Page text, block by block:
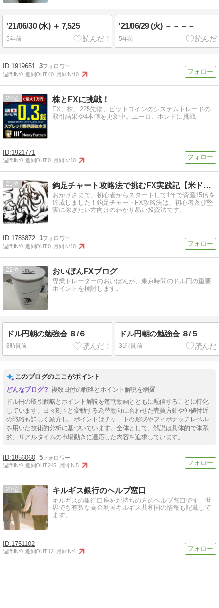
'21/06/30 (水) ＋ 7,525
5年前
'21/06/29 (火) －－－－
5年前
1919651 3
週間IN:0 週間OUT:40 月間IN:10
20 株とFXに挑戦！
FX、株、225先物、ビットコインのシステムトレードの
取引結果や4本値を更新中。ユーロ、ポンドに挑戦
1921771
週間IN:0 週間OUT:0 月間IN:10
21 鈎足チャート攻略法で挑むFX実践記【米ドル/円専門投資法】
おかげさまで、初心者からスタートして1年で資産15倍を
達成しました！鈎足チャートFX攻略法は、初心者及び堅
実に稼ぎたい方向けのわかり易い投資法です。
1786872 1
週間IN:0 週間OUT:0 月間IN:10
22 おいぼんFXブログ
専業トレーダーのおいぼんが、東京時間のドル円の重要
ポイントを検討します。
ドル円朝の勉強会 ８/６
8時間前
ドル円朝の勉強会 ８/５
31時間前
このブログのここがポイント
複数日付の戦略とポイント解説を網羅
ドル円の取引戦略とポイント解説を毎朝動画とともに配信することに特化
しています。日々刻々と変動する為替動向に合わせた売買方針や仲値付近
の戦略も詳しく紹介し、ポイントはチャートの形状やフィボナッチレベル
を用いた技術的分析に基づいています。全体として、解説は具体的で体系
的、リアルタイムの市場動きに適応した内容を追求しています。
1856060 5
週間IN:0 週間OUT:245 月間IN:5
23 キルギス銀行のヘルプ窓口
キルギスの銀行口座をお持ちの方のヘルプ窓口です。世
界でも有数な高金利国キルギス共和国の情報も記載して
ます。
1751102
週間IN:0 週間OUT:12 月間IN:4